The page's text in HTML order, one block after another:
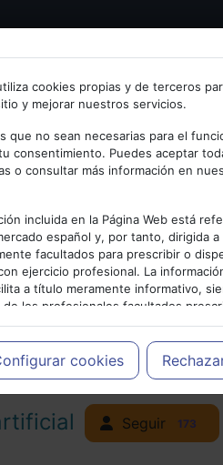
a psiquiatria.com
con tu email.
cookies propias y de terceros
y mejorar nuestros servicios.
que no sean necesarias para el
consentimiento. Puedes aceptar
o consultar más información en
incluida en la Página Web está
español y, por tanto, dirigida
facultados para prescribir o
ejercicio profesional. La
a título meramente informativo,
de los profesionales facultados
decidir, en cada caso concreto, el
del paciente.
cookies
PUBLICIDAD
Seguir 173